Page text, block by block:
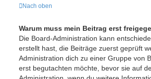
Nach oben
Warum muss mein Beitrag erst
Die Board-Administration kann
erstellt hast, die Beiträge zuerst geprüft
Administration dich zu einer Gruppe von
erst begutachten möchte, bevor sie auf